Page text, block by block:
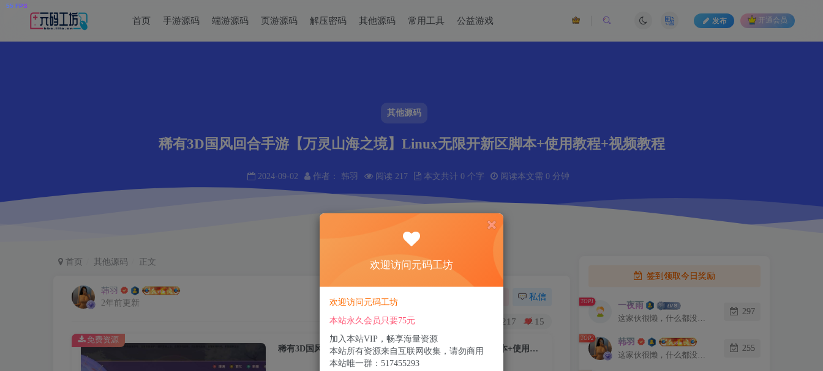
其他源码
稀有3D国风回合手游【万灵山海之境】Linux无限开新区脚本+使用教程+视频教程
2024-09-02 作者： 韩羽 阅读 217 本文共计 0 个字 阅读本文需 0 分钟
首页 手游源码 端游源码 页游源码 解压密码 其他源码 常用工具 公益游戏 发布 开通会员
首页 其他源码 正文
韩羽
2年前更新
私信
217 15
稀有3D国风回合手游【万灵山海之境】Linux无限开新区脚本+使用教程+视频教程
免费资源
签到领取今日奖励
TOP1 一夜雨
这家伙很懒，什么都没有写...
297
TOP2 韩羽
这家伙很懒，什么都没有写...
255
欢迎访问元码工坊
欢迎访问元码工坊
本站永久会员只要75元
加入本站VIP，畅享海量资源
本站所有资源来自互联网收集，请勿商用
本站唯一群：517455293